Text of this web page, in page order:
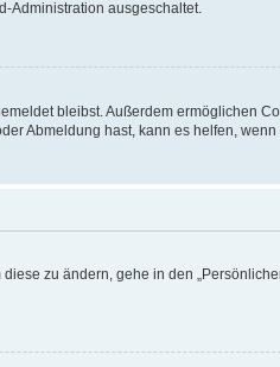
Administration ausgeschaltet.
bleibst. Außerdem ermöglichen
Abmeldung hast, kann es helfen,
zu ändern, gehe in den